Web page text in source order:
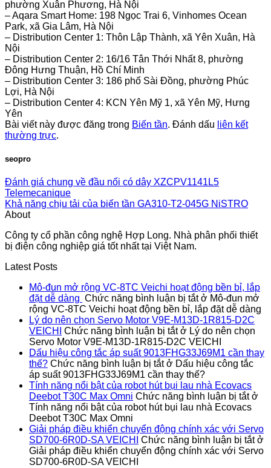
phường Xuân Phương, Hà Nội
– Aqara Smart Home: 198 Ngọc Trai 6, Vinhomes Ocean
Park, xã Gia Lâm, Hà Nội
– Distribution Center 1: Thôn Lập Thành, xã Yên Xuân, Hà
Nội
– Distribution Center 2: 16/16 Tân Thới Nhất 8, phường
Đông Hưng Thuận, Hồ Chí Minh
– Distribution Center 3: 186 phố Sài Đồng, phường Phúc
Lợi, Hà Nội
– Distribution Center 4: KCN Yên Mỹ 1, xã Yên Mỹ, Hưng
Yên
Bài viết này được đăng trong Biến tần. Đánh dấu liên kết
thường trực.
seopro
Đánh giá chung về đầu nối có dây XZCPV1141L5
Telemecanique
Khả năng chịu tải của biến tần GA310-T2-045G NiSTRO
About
Công ty cổ phần công nghệ Hợp Long. Nhà phân phối thiết
bị điện công nghiệp giá tốt nhất tại Việt Nam.
Latest Posts
Mô-đun mở rộng VC-8TC Veichi hoạt động bền bỉ, lắp
đặt dễ dàng Chức năng bình luận bị tắtở Mô-đun mở
rộng VC-8TC Veichi hoạt động bền bỉ, lắp đặt dễ dàng
Lý do nên chọn Servo Motor V9E-M13D-1R815-D2C
VEICHI
Chức năng bình luận bị tắtở Lý do nên chọn
Servo Motor V9E-M13D-1R815-D2C VEICHI
Dấu hiệu công tắc áp suất 9013FHG33J69M1 cần thay
thế? Chức năng bình luận bị tắtở Dấu hiệu công tắc
áp suất 9013FHG33J69M1 cần thay thế?
Tính năng nổi bật của robot hút bụi lau nhà Ecovacs
Deebot T30C Max Omni Chức năng bình luận bị tắtở
Tính năng nổi bật của robot hút bụi lau nhà Ecovacs
Deebot T30C Max Omni
Giải pháp điều khiển chuyển động chính xác với Servo
SD700-6R0D-SA VEICHI
Chức năng bình luận bị tắtở
Giải pháp điều khiển chuyển động chính xác với Servo
SD700-6R0D-SA VEICHI